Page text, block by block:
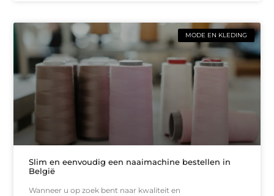
MODE EN KLEDING
Slim en eenvoudig een naaimachine bestellen in
België
Wanneer u op zoek bent naar kwaliteit en